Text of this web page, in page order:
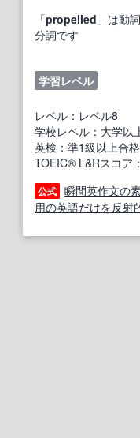
「propelled 」は動
分詞です
学習レベル
レベル：レベル8
学校レベル：大学以
英検：準1級以上合
TOEIC® L&Rスコア
公式 瞬間英作文の
用の英語だけを反射